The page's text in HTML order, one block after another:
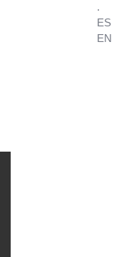
.
ES
EN